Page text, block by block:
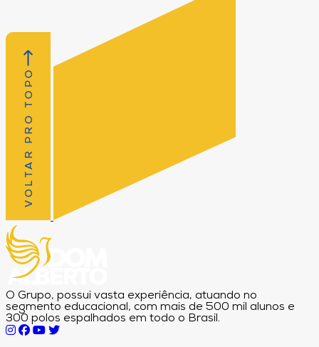
VOLTAR PRO TOPO
O Grupo, possui vasta experiência, atuando no
segmento educacional, com mais de 500 mil alunos e
300 polos espalhados em todo o Brasil.